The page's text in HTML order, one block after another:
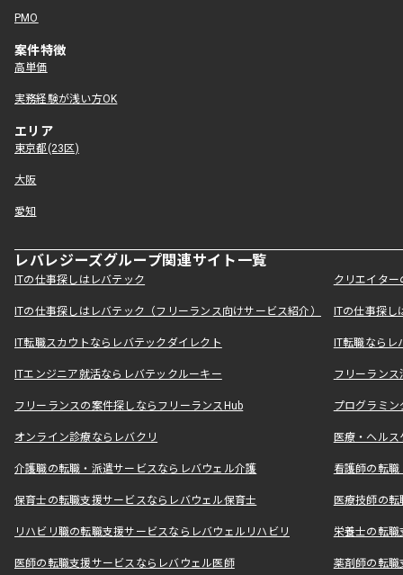
PMO
案件特徴
高単価
実務経験が浅い方OK
エリア
東京都(23区)
大阪
愛知
レバレジーズグループ関連サイト一覧
ITの仕事探しはレバテック クリエイタ
ITの仕事探しはレバテック（フリーランス向けサービス紹介） ITの仕事探
IT転職スカウトならレバテックダイレクト IT転職なら
ITエンジニア就活ならレバテックルーキー フリーラン
フリーランスの案件探しならフリーランスHub プログラミ
オンライン診療ならレバクリ 医療・ヘル
介護職の転職・派遣サービスならレバウェル介護 看護師の転
保育士の転職支援サービスならレバウェル保育士 医療技師の
リハビリ職の転職支援サービスならレバウェルリハビリ 栄養士の転
医師の転職支援サービスならレバウェル医師 薬剤師の転